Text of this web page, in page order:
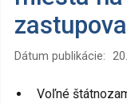
Dátum publikácie:
Voľné